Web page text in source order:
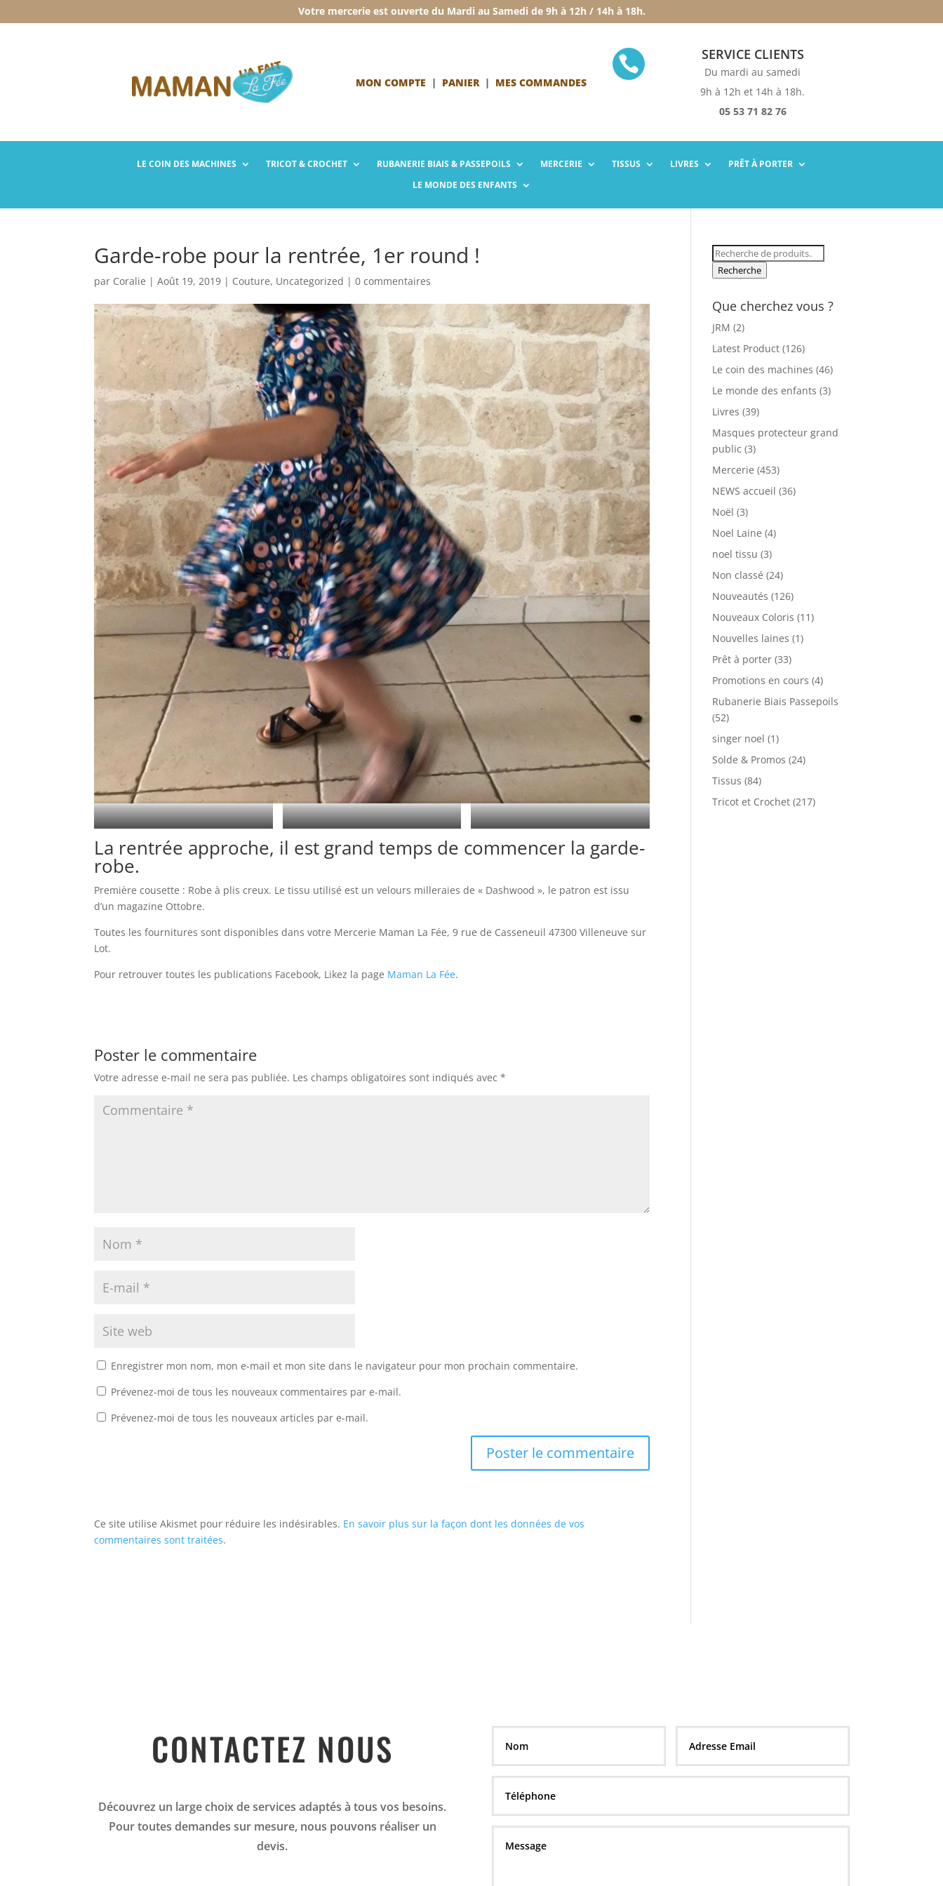
Votre mercerie est ouverte du Mardi au Samedi de 9h à 12h / 14h à 18h.
MON COMPTE | PANIER | MES COMMANDES
 SERVICE CLIENTS
Du mardi au samedi
9h à 12h et 14h à 18h.
05 53 71 82 76
LE COIN DES MACHINES TRICOT& CROCHET RUBANERIE BIAIS & PASSEPOILS MERCERIE TISSUS LIVRES
PRÊT À PORTER
LE MONDE DES ENFANTS
Garde-robe pour la rentrée, 1er round !
par Coralie |Août 19, 2019 | Couture, Uncategorized |0 commentaires
Tissu velours milleraies, patron Ottobre, GO ! Je couds avec JUKI ! Robe à plis pour la rentrée
La rentrée approche, il est grand temps de commencer la garde-
robe.
Première cousette : Robe à plis creux. Le tissu utilisé est un velours milleraies de « Dashwood », le patron est issu
d’un magazine Ottobre.
Toutes les fournitures sont disponibles dans votre Mercerie Maman La Fée, 9 rue de Casseneuil 47300 Villeneuve sur
Lot.
Pour retrouver toutes les publications Facebook, Likez la page Maman La Fée.
Poster le commentaire
Votre adresse e-mail ne sera pas publiée. Les champs obligatoires sont indiqués avec*
Enregistrer mon nom, mon e-mail et mon site dans le navigateur pour mon prochain commentaire.
Prévenez-moi de tous les nouveaux commentaires par e-mail.
Prévenez-moi de tous les nouveaux articles par e-mail.
Ce site utilise Akismet pour réduire les indésirables. En savoir plus sur la façon dont les données de vos
commentaires sont traitées.
Recherche
pour :
Recherche
Que cherchez vous ?
JRM (2)
Latest Product (126)
Le coin des machines (46)
Le monde des enfants (3)
Livres (39)
Masques protecteur grand
public (3)
Mercerie (453)
NEWS accueil (36)
Noël (3)
Noel Laine (4)
noel tissu (3)
Non classé (24)
Nouveautés (126)
Nouveaux Coloris (11)
Nouvelles laines (1)
Prêt à porter (33)
Promotions en cours (4)
Rubanerie Biais Passepoils
(52)
singer noel (1)
Solde & Promos (24)
Tissus (84)
Tricot et Crochet (217)
CONTACTEZ NOUS
Découvrez un large choix de services adaptés à tous vos besoins.
Pour toutes demandes sur mesure, nous pouvons réaliser un
devis.